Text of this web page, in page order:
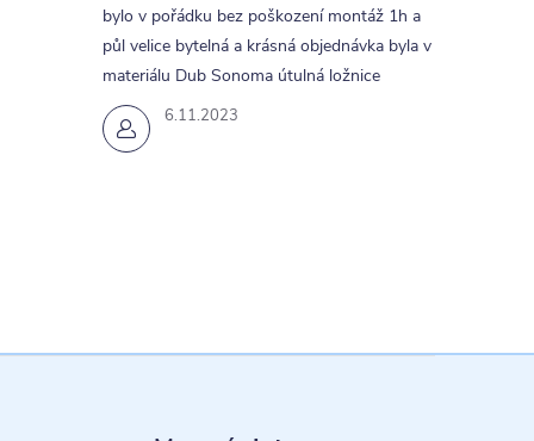
6.11.2023
bylo v pořádku bez poškození montáž 1h a
půl velice bytelná a krásná objednávka byla v
materiálu Dub Sonoma útulná ložnice